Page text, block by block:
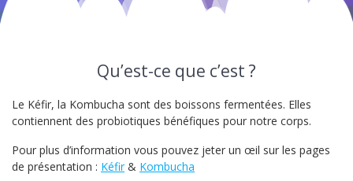
Qu’est-ce que c’est ?
Le Kéfir, la Kombucha sont des boissons fermentées. Elles
contiennent des probiotiques bénéfiques pour notre corps.
Pour plus d’information vous pouvez jeter un œil sur les pages
de présentation : Kéfir& Kombucha